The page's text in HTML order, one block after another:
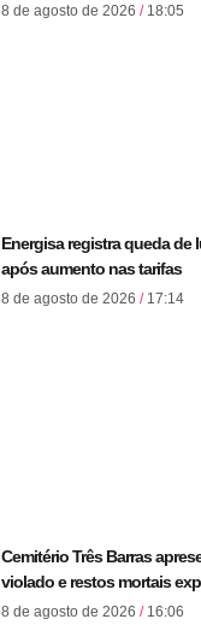
8 de agosto de 2026 18:05
Energisa registra queda de
após aumento nas tarifas
8 de agosto de 2026 17:14
Cemitério Três Barras
violado e restos mortais
8 de agosto de 2026 16:06